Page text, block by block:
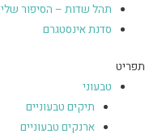
תהל שדות – הסיפור שלי
סדנת אינסטגרם
תפריט
טבעוני
תיקים טבעוניים
ארנקים טבעוניים